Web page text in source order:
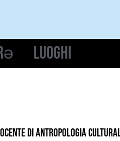
Luoghi
di antropologia